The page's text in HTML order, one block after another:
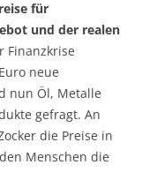
für
und der realen
Finanzkrise
neue
nun Öl, Metalle
gefragt. An
die Preise in
Menschen die